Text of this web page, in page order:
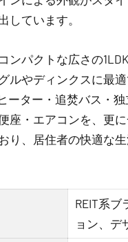
しています。
ンパクトな広さの
ルやディンクスに最
ーター・追焚バス・
座・エアコンを、更
り、居住者の快適な
REIT系ブ
ョン、デ